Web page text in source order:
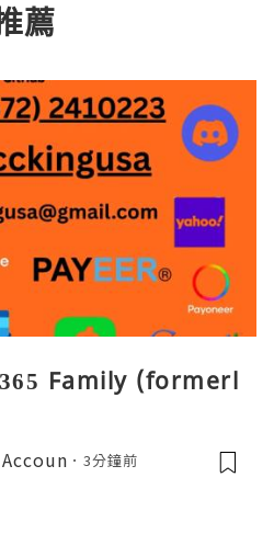
薦
Family (formerl
3分鐘前